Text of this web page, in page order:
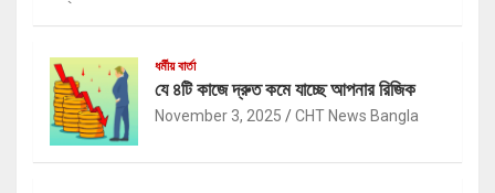
ধর্মীয় বার্তা
যে ৪টি কাজে দ্রুত কমে যাচ্ছে আপনার রিজিক
November 3, 2025 CHT News Bangla